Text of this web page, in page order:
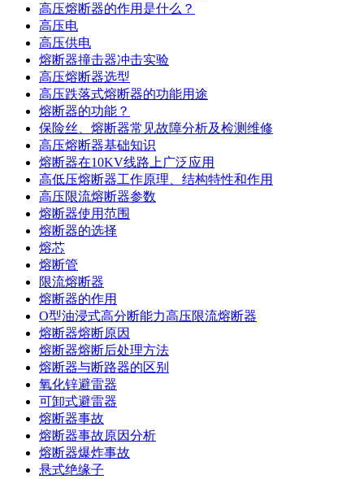
高压熔断器的作用是什么？
高压电
高压供电
熔断器撞击器冲击实验
高压熔断器选型
高压跌落式熔断器的功能用途
熔断器的功能？
保险丝、熔断器常见故障分析及检测维修
高压熔断器基础知识
熔断器在10KV线路上广泛应用
高低压熔断器工作原理、结构特性和作用
高压限流熔断器参数
熔断器使用范围
熔断器的选择
熔芯
熔断管
限流熔断器
熔断器的作用
O型油浸式高分断能力高压限流熔断器
熔断器熔断原因
熔断器熔断后处理方法
熔断器与断路器的区别
氧化锌避雷器
可卸式避雷器
熔断器事故
熔断器事故原因分析
熔断器爆炸事故
悬式绝缘子